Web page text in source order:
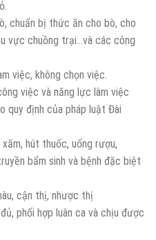
chuẩn bị thức ăn cho bò, cho
vực chuồng trại…và các công
việc, không chọn việc.
việc và năng lực làm việc
quy định của pháp luật Đài
hút thuốc, uống rượu,
bẩm sinh và bệnh đặc biệt
cận thị, nhược thị
phối hợp luân ca và chịu được